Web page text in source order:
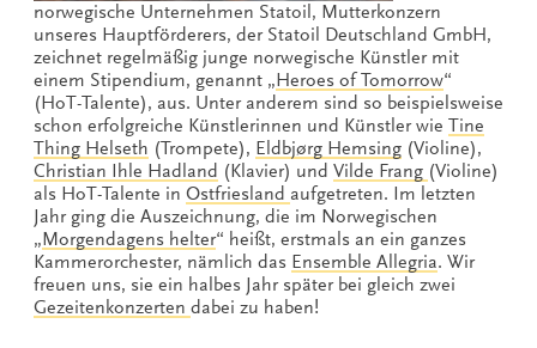
norwegische Unternehmen Statoil, Mutterkonzern
unseres Hauptförderers, der Statoil Deutschland GmbH,
zeichnet regelmäßig junge norwegische Künstler mit
einem Stipendium, genannt „Heroes of Tomorrow“
(HoT-Talente), aus. Unter anderem sind so beispielsweise
schon erfolgreiche Künstlerinnen und Künstler wie Tine
Thing Helseth (Trompete), Eldbjørg Hemsing (Violine),
Christian Ihle Hadland (Klavier) und Vilde Frang (Violine)
als HoT-Talente in Ostfriesland aufgetreten. Im letzten
Jahr ging die Auszeichnung, die im Norwegischen
„Morgendagens helter“ heißt, erstmals an ein ganzes
Kammerorchester, nämlich das Ensemble Allegria. Wir
freuen uns, sie ein halbes Jahr später bei gleich zwei
Gezeitenkonzerten dabei zu haben!